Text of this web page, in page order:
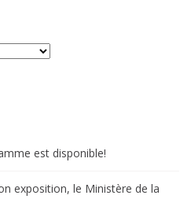
est disponible!
exposition, le Ministère de la